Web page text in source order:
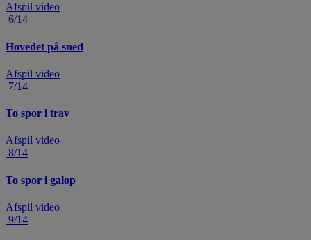
Afspil video
6/14
Hovedet på sned
Afspil video
7/14
To spor i trav
Afspil video
8/14
To spor i galop
Afspil video
9/14